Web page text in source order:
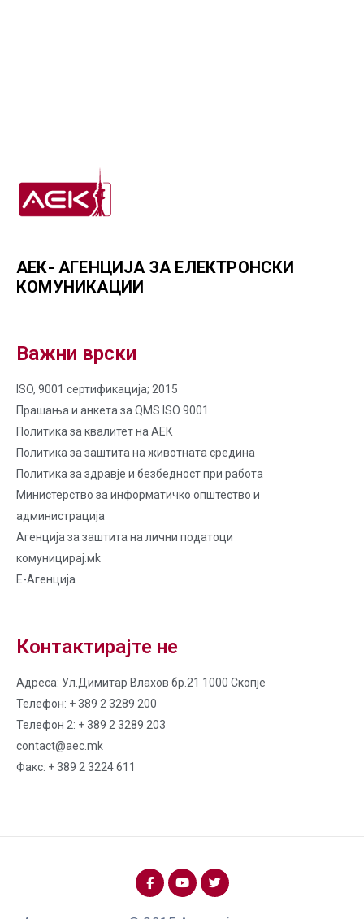
АЕК- АГЕНЦИЈА ЗА ЕЛЕКТРОНСКИ
КОМУНИКАЦИИ
Важни врски
ISO, 9001 сертификација; 2015
Прашања и анкета за QMS ISO 9001
Политика за квалитет на AЕК
Политика за заштита на животната средина
Политика за здравје и безбедност при работа
Министерство за информатичко општество и
администрација
Агенција за заштита на лични податоци
комуницирај.мk
Е-Агенција
Контактирајте не
Адреса: Ул.Димитар Влахов бр.21 1000 Скопје
Телефон: + 389 2 3289 200
Телефон 2: + 389 2 3289 203
contact@aec.mk
Факс: + 389 2 3224 611